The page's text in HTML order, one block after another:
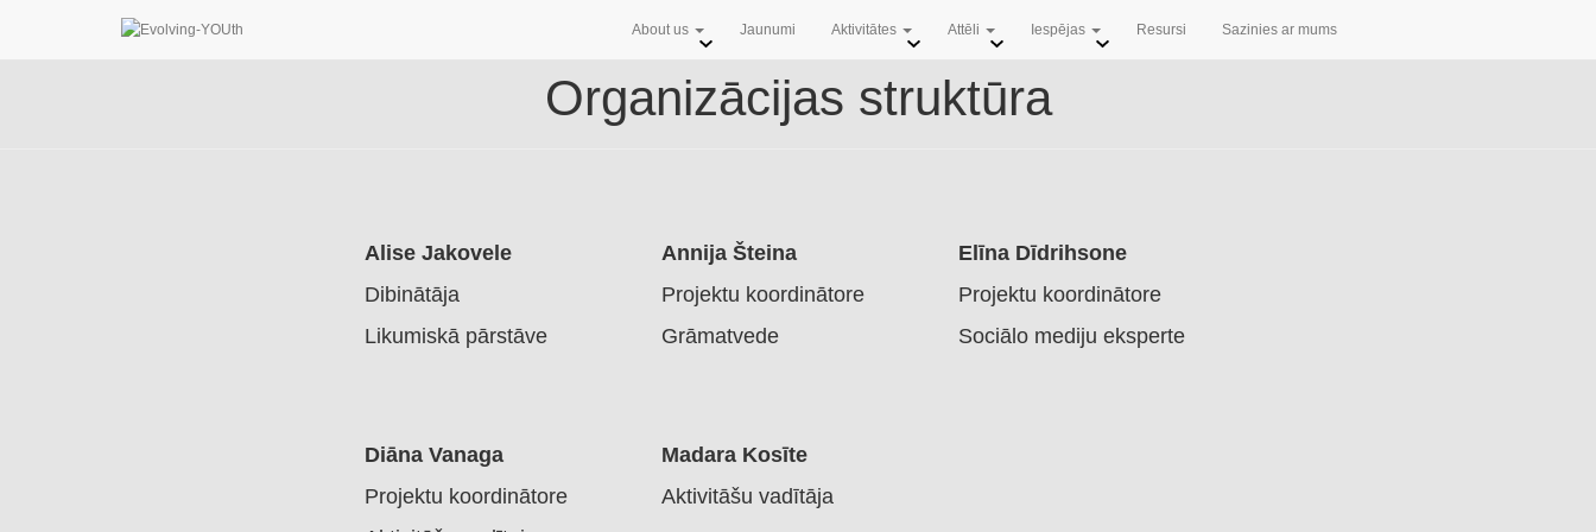
About us Jaunumi Aktivitātes Attēli Iespējas Resursi Sazinies ar mums
Organizācijas struktūra
Alise Jakovele
Dibinātāja
Likumiskā pārstāve
Annija Šteina
Projektu koordinātore
Grāmatvede
Elīna Dīdrihsone
Projektu koordinātore
Sociālo mediju eksperte
Diāna Vanaga
Projektu koordinātore
Madara Kosīte
Aktivitāšu vadītāja